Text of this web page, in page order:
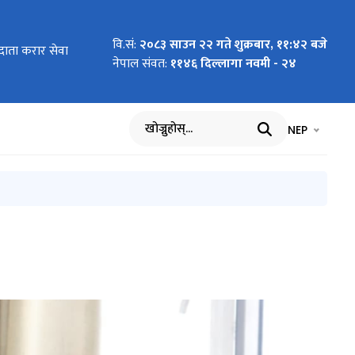
करार सेवा
सेवा
सम्बन्धी सूचना
दौड
पेश गर्नुपर्ने
तर्फको )
सूचना
निर्देशन
Delivery
Delivery
वि.सं: २०८३ साउन २२ गते शुक्रबार, ११:४२ बजे
नेपाल संवत: ११४६ दिल्लागा नवमी - २४
खोज्नुहोस् भाषा चयन
NEP